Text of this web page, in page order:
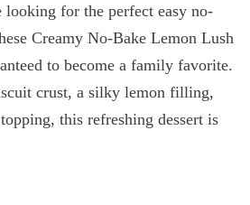
for the perfect easy no-
Creamy No-Bake Lemon Lush
to become a family favorite.
crust, a silky lemon filling,
this refreshing dessert is